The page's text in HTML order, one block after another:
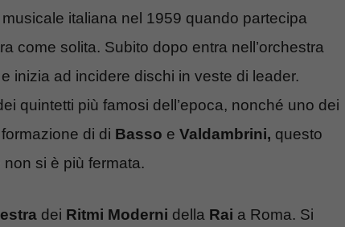
italiana nel 1959 quando partecipa
come solita. Subito dopo entra nell’orchestra
e inizia ad incidere dischi in veste di leader.
quintetti più famosi dell’epoca, nonché uno dei
di di Basso e Valdambrini, questo
si è più fermata.
dei Ritmi Moderni della Rai a Roma. Si